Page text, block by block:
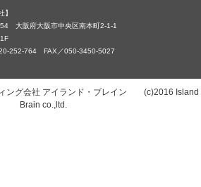
】
大阪府大阪市中央区南本町2-1-1
252-764 FAX／050-3450-5027
ング会社 アイランド・ブレイン (c)2016 Island
Brain co.,ltd.